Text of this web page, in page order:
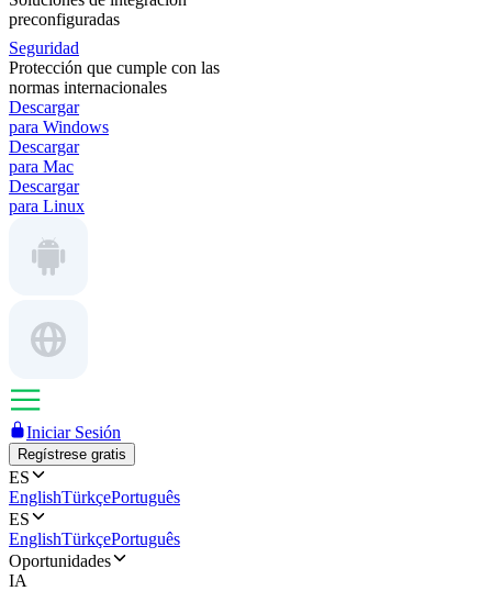
preconfiguradas
Seguridad
Protección que cumple con las
normas internacionales
Descargar
para Windows
Descargar
para Mac
Descargar
para Linux
Iniciar Sesión
Regístrese gratis
ES
EnglishTürkçePortuguês
ES
EnglishTürkçePortuguês
Oportunidades
IA